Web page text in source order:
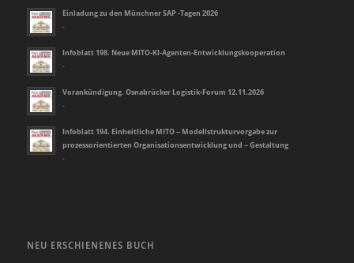
Einladung zu den Münchner SAP -Tagen 2026
-
Infoblatt 198. Neue MITO-KI-Agenten-Entwicklungskooperation
-
Vorankündigung. Osnabrücker Logistik-Forum 12.11.2026
-
Infoblatt 194. Einheitliche MITO – Modellstrukturvorgabe zur
prozessorientierten Organisationsentwicklung und – Gestaltung
-
NEU ERSCHIENENES BUCH